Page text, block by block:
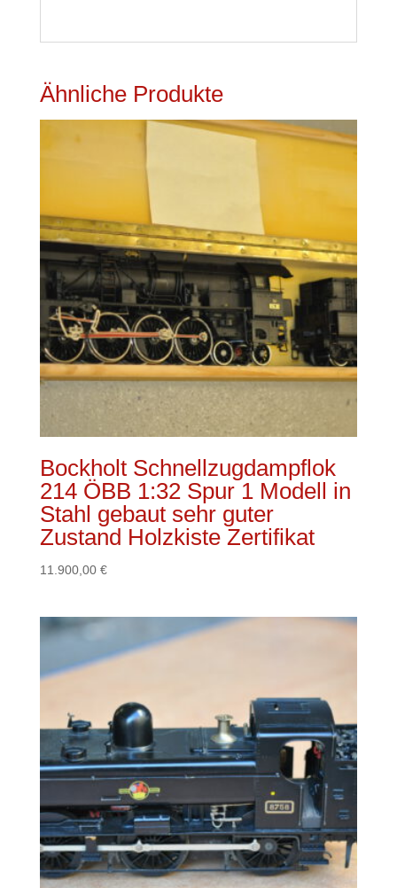
Zertifikat
Ähnliche Produkte
Bockholt Schnellzugdampflok
214 ÖBB 1:32 Spur 1 Modell in
Stahl gebaut sehr guter
Zustand Holzkiste Zertifikat
11.900,00 €